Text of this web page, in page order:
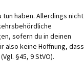
haben. Allerdings nicht
sofern du in deinen
also keine Hoffnung, dass
§45, 9 StVO).